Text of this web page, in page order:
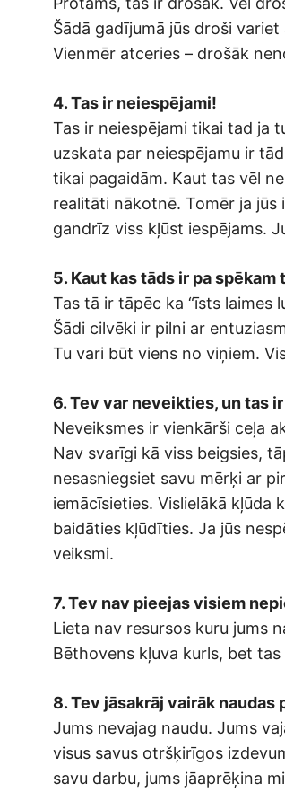
Šādā gadījumā jūs droši
Vienmēr atceries – drošāk
4. Tas ir neiespējami!
Tas ir neiespējami tikai tad ja
uzskata par neiespējamu ir
tikai pagaidām. Kaut tas vēl
realitāti nākotnē. Tomēr ja
gandrīz viss kļūst iespējams.
5. Kaut kas tāds ir pa
Tas tā ir tāpēc ka “īsts laimes
Šādi cilvēki ir pilni ar
Tu vari būt viens no viņiem.
6. Tev var neveikties, un tas
Neveiksmes ir vienkārši ceļa
Nav svarīgi kā viss beigsies,
nesasniegsiet savu mērķi ar
iemācīsieties. Vislielākā
baidāties kļūdīties. Ja jūs
veiksmi.
7. Tev nav pieejas visiem
Lieta nav resursos kuru jums
Bēthovens kļuva kurls, bet
8. Tev jāsakrāj vairāk naudas
Jums nevajag naudu. Jums
visus savus otršķirīgos
savu darbu, jums jāaprēķina